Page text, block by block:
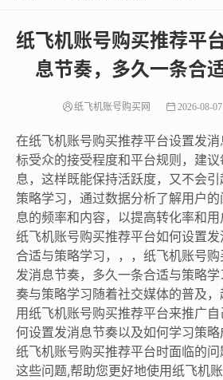
纸飞机账号购买推荐平
息节奏，多久一条合
纸飞机账号购买网 2026-08-
在纸飞机账号购买推荐平台设置发
标受众的接受程度和平台规则，建
息，这样既能保持活跃度，又不会
策略学习，通过数据分析了解用户
息的频率和内容，以提高转化率和用
纸飞机账号购买推荐平台如何设置
合适与策略学习，，，纸飞机账号
发消息节奏，多久一条合适与策略
奏与策略学习随着社交媒体的普及
用纸飞机账号购买推荐平台来推广
何设置发消息节奏以及如何学习策
纸飞机账号购买推荐平台时面临的
这些问题,帮助您更好地使用纸飞机